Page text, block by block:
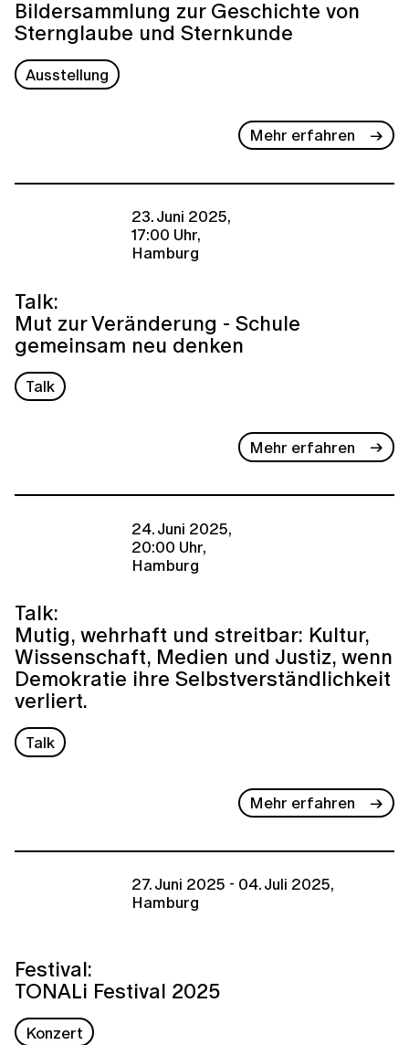
Bildersammlung zur Geschichte von
Sternglaube und Sternkunde
Ausstellung
Mehr erfahren
23. Juni 2025,
17:00 Uhr,
Hamburg
Talk:
Mut zur Veränderung - Schule
gemeinsam neu denken
Talk
Mehr erfahren
24. Juni 2025,
20:00 Uhr,
Hamburg
Talk:
Mutig, wehrhaft und streitbar: Kultur,
Wissenschaft, Medien und Justiz, wenn
Demokratie ihre Selbstverständlichkeit
verliert.
Talk
Mehr erfahren
27. Juni 2025 - 04. Juli 2025,
Hamburg
Festival:
TONALi Festival 2025
Konzert